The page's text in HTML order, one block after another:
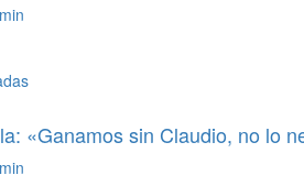
«Ganamos sin Claudio, no lo